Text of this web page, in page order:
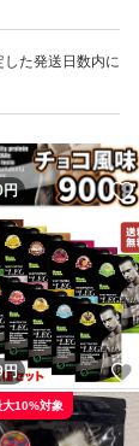
た発送日数内に
！
！
円
！
円
大10%対象